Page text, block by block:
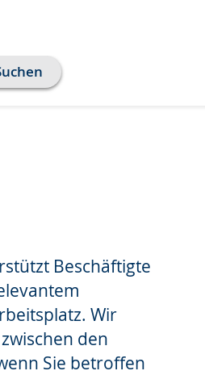
Beschäftigte
Wir
den
Sie betroffen